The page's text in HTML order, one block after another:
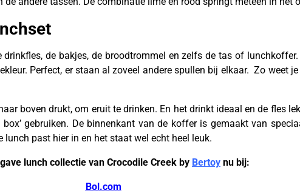
de bakjes, de broodtrommel en zelfs de tas of
Perfect, er staan al zoveel andere spullen bij elkaar. Zo weet
boven drukt, om eruit te drinken. En het drinkt ideaal en de fles
gebruiken. De binnenkant van de koffer is gemaakt van
past hier in en het staat wel echt heel leuk.
lunch collectie van Crocodile Creek by Bertoy nu bij:
Bol.com